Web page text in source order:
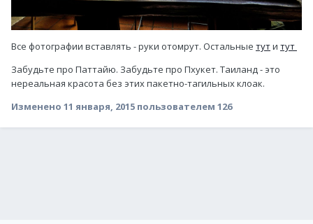
Все фотографии вставлять - руки отомрут. Остальные тути тут
Забудьте про Паттайю. Забудьте про Пхукет. Таиланд - это
нереальная красота без этих пакетно-тагильных клоак.
Изменено 11 января, 2015 пользователем 126